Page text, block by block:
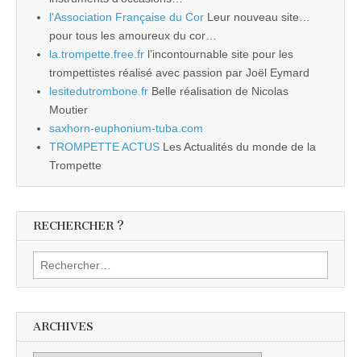
l'Association Française du Cor Leur nouveau site…
pour tous les amoureux du cor…
la.trompette.free.fr l’incontournable site pour les
trompettistes réalisé avec passion par Joël Eymard
lesitedutrombone.fr Belle réalisation de Nicolas
Moutier
saxhorn-euphonium-tuba.com
TROMPETTE ACTUS Les Actualités du monde de la
Trompette
RECHERCHER ?
Rechercher :
ARCHIVES